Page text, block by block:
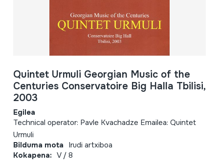
Quintet Urmuli Georgian Music of the
Centuries Conservatoire Big Halla Tbilisi,
2003
Egilea
Technical operator: Pavle Kvachadze Emailea: Quintet
Urmuli
Bilduma mota Irudi artxiboa
Kokapena: V / 8